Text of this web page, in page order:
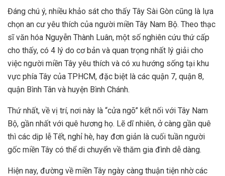
Đáng chú ý, nhiều khảo sát cho thấy Tây Sài Gòn cũng là lựa
chọn an cư yêu thích của người miền Tây Nam Bộ. Theo thạc
sĩ văn hóa Nguyễn Thành Luân, một số nghiên cứu thứ cấp
cho thấy, có 4 lý do cơ bản và quan trọng nhất lý giải cho
việc người miền Tây yêu thích và có xu hướng sống tại khu
vực phía Tây của TPHCM, đặc biệt là các quận 7, quận 8,
quận Bình Tân và huyện Bình Chánh.
Thứ nhất, về vị trí, nơi này là “cửa ngõ” kết nối với Tây Nam
Bộ, gần nhất với quê hương họ. Lẽ dĩ nhiên, ở càng gần quê
thì các dịp lễ Tết, nghỉ hè, hay đơn giản là cuối tuần người
gốc miền Tây có thể di chuyển về thăm gia đình dễ dàng.
Hiện nay, đường về miền Tây ngày càng thuận tiện nhờ các